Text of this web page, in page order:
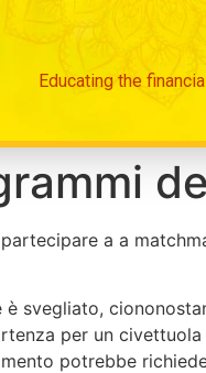
Educating the
a a
svegliato,
per un
potrebbe